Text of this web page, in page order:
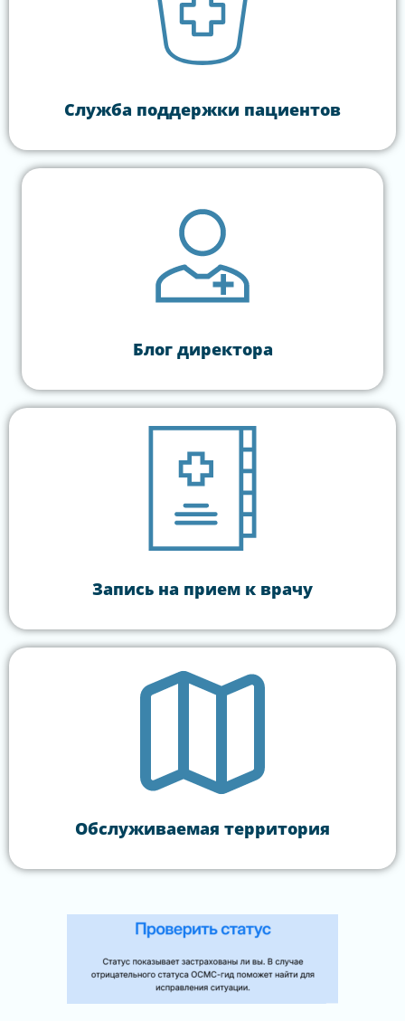
Служба поддержки пациентов
Блог директора
Запись на прием к врачу
Обслуживаемая территория